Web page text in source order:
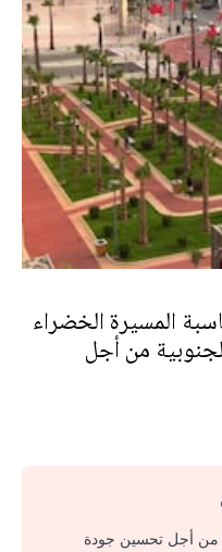
المسيرة الخضراء
من أجل
من أجل تحسين جودة